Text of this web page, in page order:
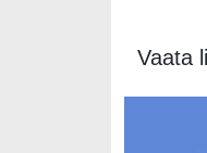
Vaata